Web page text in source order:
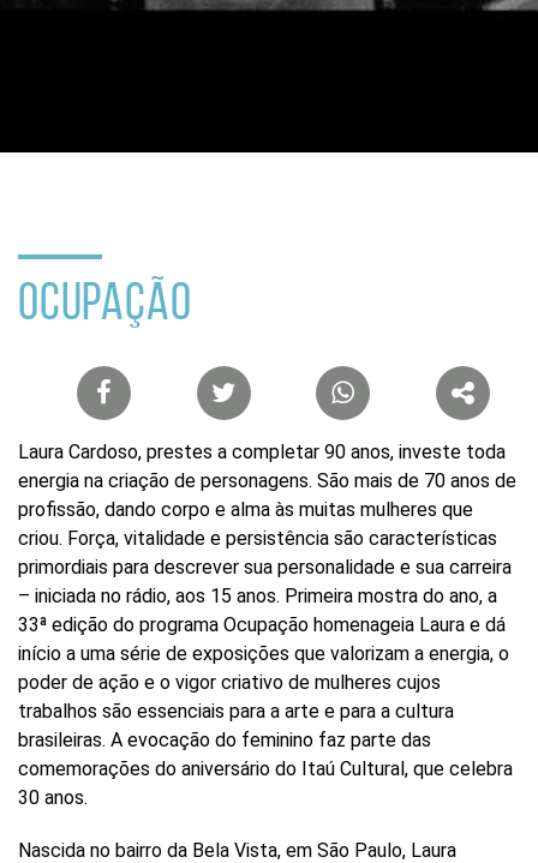
do
OCUPAÇÃO
compartilhamento
em
redes
sociais
Laura Cardoso, prestes a completar 90 anos, investe toda
energia na criação de personagens. São mais de 70 anos de
profissão, dando corpo e alma às muitas mulheres que
criou. Força, vitalidade e persistência são características
primordiais para descrever sua personalidade e sua carreira
– iniciada no rádio, aos 15 anos. Primeira mostra do ano, a
33ª edição do programa Ocupação homenageia Laura e dá
início a uma série de exposições que valorizam a energia, o
poder de ação e o vigor criativo de mulheres cujos
trabalhos são essenciais para a arte e para a cultura
brasileiras. A evocação do feminino faz parte das
comemorações do aniversário do Itaú Cultural, que celebra
30 anos.
Nascida no bairro da Bela Vista, em São Paulo, Laura